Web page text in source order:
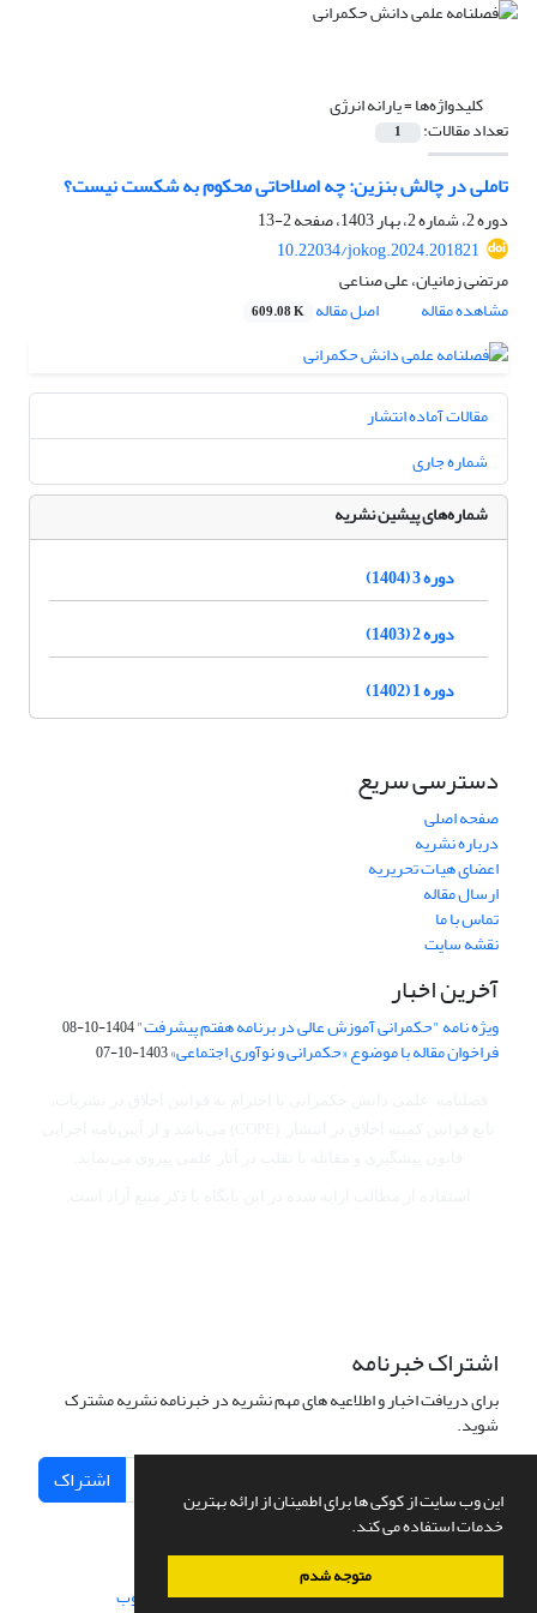
این وب سایت از کوکی ها برای اطمینان از ارائه بهترین
خدمات استفاده می کند.
متوجه شدم
کلیدواژه‌ها =یارانه انرژی
تعداد مقالات: 1
تاملی در چالش بنزین: چه اصلاحاتی محکوم به شکست نیست؟
دوره 2، شماره 2، بهار 1403، صفحه
2-13
10.22034/jokog.2024.201821
مرتضی زمانیان، علی صناعی
مشاهده مقاله
اصل مقاله 609.08 K
مقالات آماده انتشار
شماره جاری
شماره‌های پیشین نشریه
دوره 3 (1404)
دوره 2 (1403)
دوره 1 (1402)
دسترسی سریع
صفحه اصلی
درباره نشریه
اعضای هیات تحریریه
ارسال مقاله
تماس با ما
نقشه سایت
آخرین اخبار
ویژه نامه "حکمرانی آموزش عالی در برنامه هفتم پیشرفت"1404-10-08
فراخوان مقاله با موضوع «حکمرانی و نوآوری اجتماعی»1403-10-07
اشتراک خبرنامه
برای دریافت اخبار و اطلاعیه های مهم نشریه در خبرنامه نشریه مشترک
شوید.
اشتراک
سامانه مدیریت نشریات علمی.طراحی و پیاده سازی از سیناوب